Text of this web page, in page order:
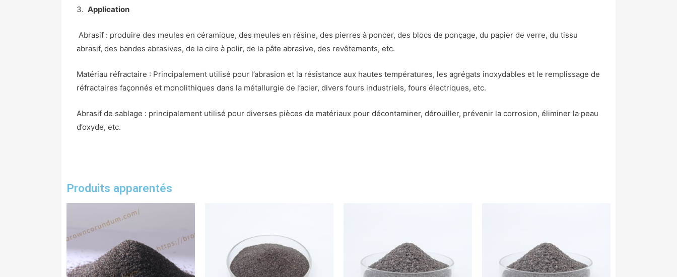
3. Application
Abrasif : produire des meules en céramique, des meules en résine, des pierres à poncer, des blocs de ponçage, du papier de verre, du tissu
abrasif, des bandes abrasives, de la cire à polir, de la pâte abrasive, des revêtements, etc.
Matériau réfractaire : Principalement utilisé pour l’abrasion et la résistance aux hautes températures, les agrégats inoxydables et le remplissage de
réfractaires façonnés et monolithiques dans la métallurgie de l’acier, divers fours industriels, fours électriques, etc.
Abrasif de sablage : principalement utilisé pour diverses pièces de matériaux pour décontaminer, dérouiller, prévenir la corrosion, éliminer la peau
d’oxyde, etc.
Produits apparentés